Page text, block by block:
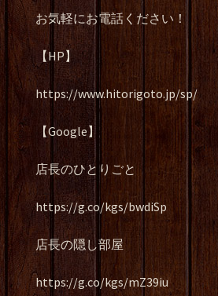
お気軽にお電話ください！
【HP】
https://www.hitorigoto.jp/sp/
【Google】
店長のひとりごと
https://g.co/kgs/bwdiSp
店長の隠し部屋
https://g.co/kgs/mZ39iu